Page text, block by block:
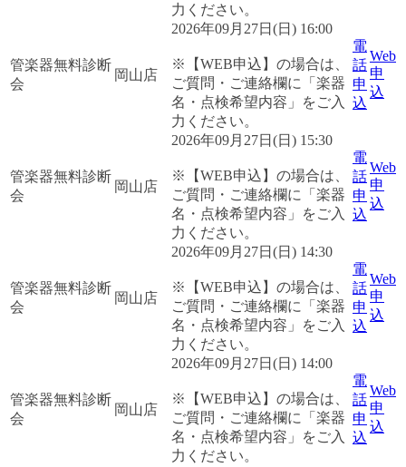
力ください。
管楽器無料診断
会
岡山店
2026年09月27日(日) 16:00
※【WEB申込】の場合は、
ご質問・ご連絡欄に「楽器
名・点検希望内容」をご入
力ください。
電
話
申
込
Web
申
込
管楽器無料診断
会
岡山店
2026年09月27日(日) 15:30
※【WEB申込】の場合は、
ご質問・ご連絡欄に「楽器
名・点検希望内容」をご入
力ください。
電
話
申
込
Web
申
込
管楽器無料診断
会
岡山店
2026年09月27日(日) 14:30
※【WEB申込】の場合は、
ご質問・ご連絡欄に「楽器
名・点検希望内容」をご入
力ください。
電
話
申
込
Web
申
込
管楽器無料診断
会
岡山店
2026年09月27日(日) 14:00
※【WEB申込】の場合は、
ご質問・ご連絡欄に「楽器
名・点検希望内容」をご入
力ください。
電
話
申
込
Web
申
込